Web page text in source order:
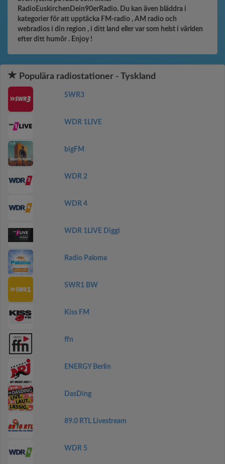
RadioEuskirchenDein90erRadio. Du kan även bläddra i
kategorier för att upptäcka FM-radio , AM radio och
webradios i din region , i ditt land eller var som helst i världen
efter ditt humör . Enjoy !
Populära radiostationer - Tyskland
SWR3
WDR 1LIVE
bigFM
WDR 2
WDR 4
WDR 1LIVE Diggi
Radio Paloma
SWR1 BW
Kiss FM
ffn
ENERGY Berlin
DasDing
89.0 RTL Livestream
WDR 5